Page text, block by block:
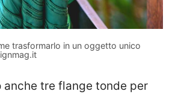
trasformarlo in un oggetto unico
anche tre flange tonde per